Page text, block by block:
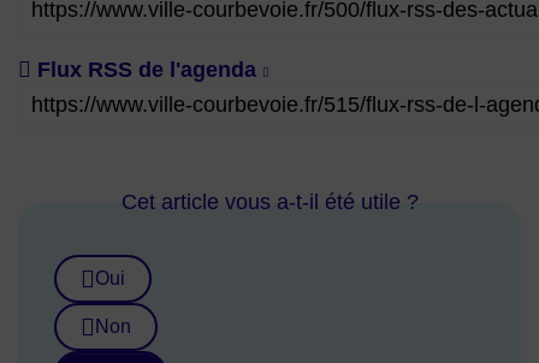
Flux RSS de l'agenda
Cet article vous a-t-il été utile ?
Oui
Non